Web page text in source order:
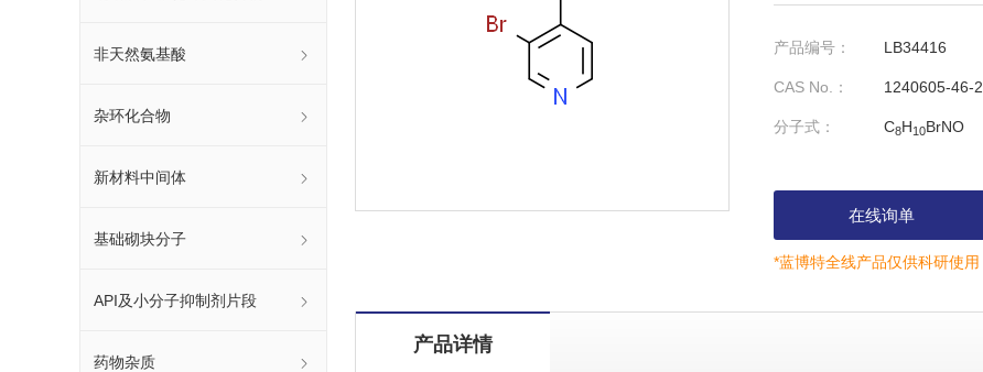
非天然氨基酸
杂环化合物
新材料中间体
基础砌块分子
API及小分子抑制剂片段
药物杂质
产品编号： LB34416
CAS No.： 1240605-46-2
分子式： C8H10BrNO
在线询单
*蓝博特全线产品仅供科研使用
产品详情